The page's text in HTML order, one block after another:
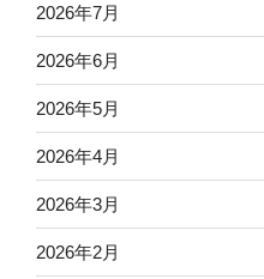
2026年7月
2026年6月
2026年5月
2026年4月
2026年3月
2026年2月